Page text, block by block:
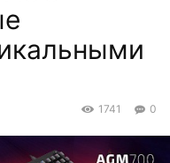
0
1741